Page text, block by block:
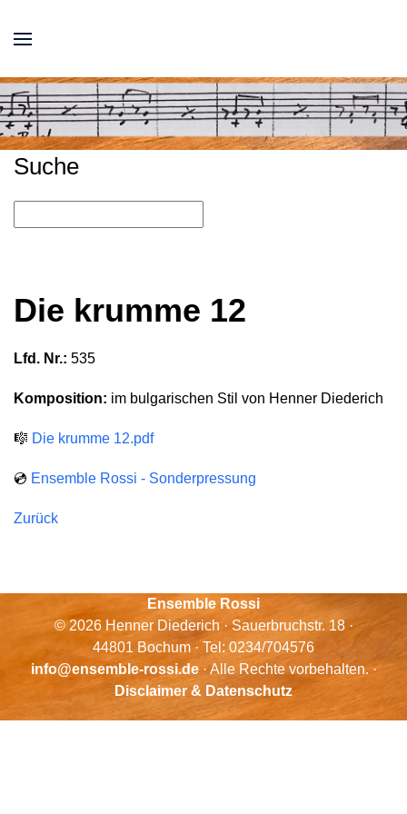
Suche
Die krumme 12
Lfd. Nr.: 535
Komposition: im bulgarischen Stil von Henner Diederich
🎼 Die krumme 12.pdf
💿 Ensemble Rossi - Sonderpressung
Zurück
Ensemble Rossi
© 2026 Henner Diederich · Sauerbruchstr. 18 ·
44801 Bochum · Tel: 0234/704576
info@ensemble-rossi.de· Alle Rechte vorbehalten. ·
Disclaimer & Datenschutz